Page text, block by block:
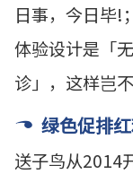
日事，今日毕!
体验设计是「
诊」，这样岂
绿色促排
送子鸟从2014